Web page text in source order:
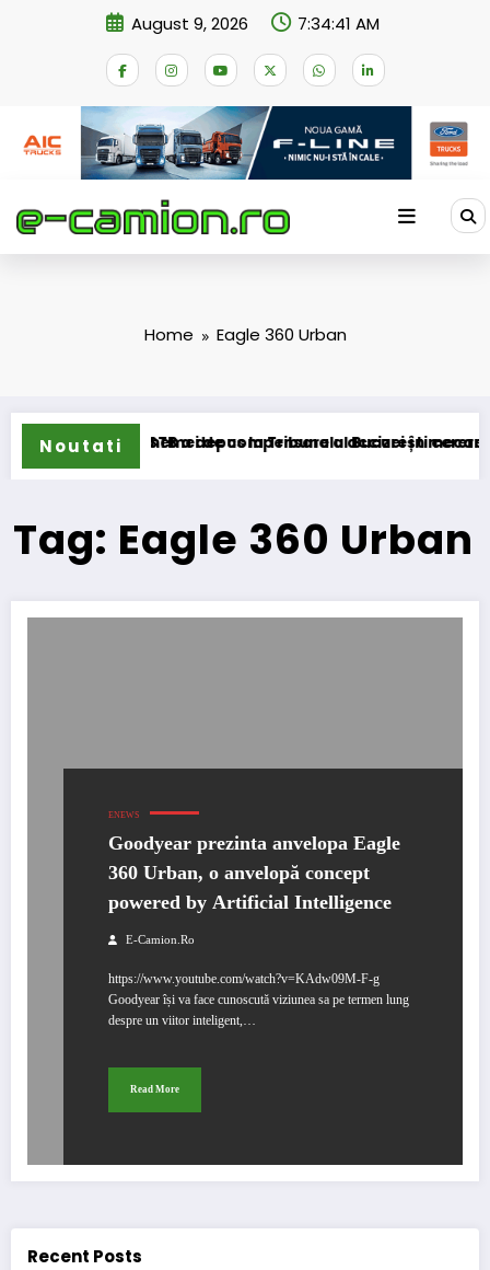
August 9, 2026 7:34:41 AM
Home Eagle 360 Urban
Noutati
schemei de compensare a accizei în mecanism
STB a depus la Tribunalul București cererea
Tag: Eagle 360 Urban
ENEWS
Goodyear prezinta anvelopa Eagle
360 Urban, o anvelopă concept
powered by Artificial Intelligence
E-Camion.ro
https://www.youtube.com/watch?v=KAdw09M-F-g
Goodyear își va face cunoscută viziunea sa pe termen lung
despre un viitor inteligent,…
Read More
Recent Posts